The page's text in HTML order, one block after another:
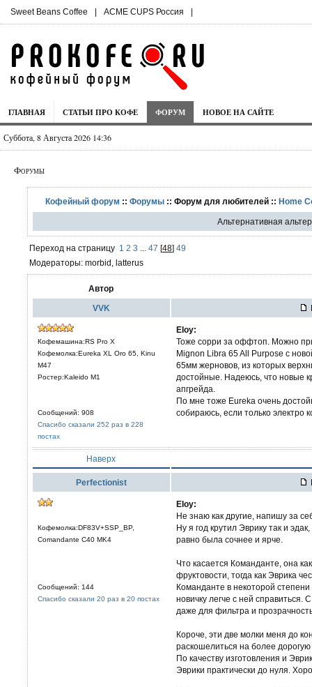
Sweet Beans Coffee | ACME CUPS Россия |
ГЛАВНАЯ СТАТЬИ ПРО КОФЕ ФОРУМ НОВОЕ НА САЙТЕ
Суббота, 8 Августа 2026 14:36
Форумы
Кофейный форум ::Форумы :: Форум для любителей ::Home
Альтернативная
Переход на страницу 1 2 3 47 [48] 49
Модераторы: morbid, latterus
Автор
VVK
Кофемашина:RS Pro X
Кофемолка:Eureka XL Oro 65, Kinu
M47
Ростер:Kaleido M1
Сообщений: 908
Спасибо сказали 252 раз в 228
постах
Eloy:
Тоже сорри за оффтоп. Можно
Mignon Libra 65 All Purpose с
65мм жерновов, из которых
достойные. Надеюсь, что новые
апгрейда.
По мне тоже Eureka очень
собираюсь, если только электро
Наверх
Perfectionist
Кофемолка:DF83V+SSP_BP,
Comandante C40 MK4
Сообщений: 144
Спасибо сказали 20 раз в 20 постах
Eloy:
Не знаю как другие, напишу за
Ну я год крутил Эврику так и
равно была сочнее и ярче.
Что касается Команданте, она
фруктовости, тогда как Эврика
Команданте в некоторой
новичку легче с ней
даже для фильтра и
Короче, эти две молки меня до
раскошелиться на более
По качеству изготовления и
Эврики практически до нуля.